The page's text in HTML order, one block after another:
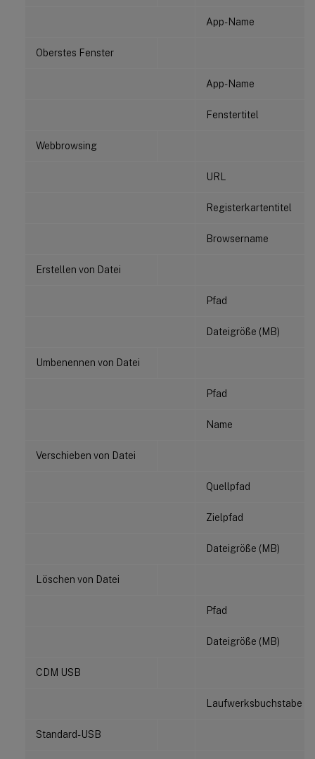
App-Name
Oberstes Fenster
App-Name
Fenstertitel
Webbrowsing
URL
Registerkartentitel
Browsername
Erstellen von Datei
Pfad
Dateigröße (MB)
Umbenennen von Datei
Pfad
Name
Verschieben von Datei
Quellpfad
Zielpfad
Dateigröße (MB)
Löschen von Datei
Pfad
Dateigröße (MB)
CDM USB
Laufwerksbuchstabe
Standard-USB